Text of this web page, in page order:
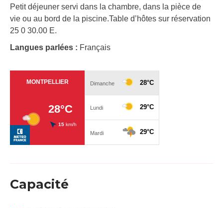
Petit déjeuner servi dans la chambre, dans la pièce de
vie ou au bord de la piscine.Table d’hôtes sur réservation
25 0 30.00 E.
Langues parlées : Français
Capacité